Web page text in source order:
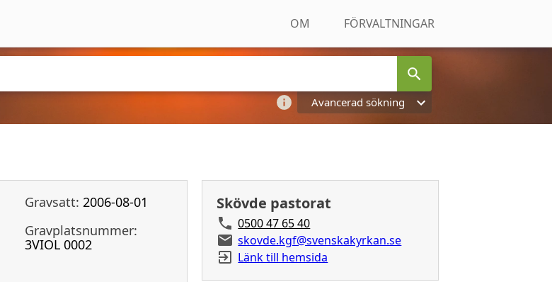
OM FÖRVALTNINGAR
Avancerad sökning
Gravsatt: 2006-08-01
Gravplatsnummer:
3VIOL 0002
Skövde pastorat
0500 47 65 40
skovde.kgf@svenskakyrkan.se
Länk till hemsida